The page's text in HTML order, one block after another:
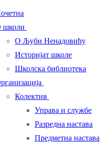
школи
О Љуби Ненадовићу
Историјат школе
Школска библиотека
Колектив
Управа и службе
Разредна настава
Предметна настава